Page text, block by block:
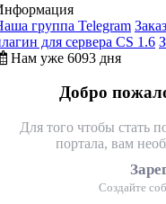
группа Telegram
для сервера CS 1.6
Нам уже 6093 дня
Добро
Для того чтобы стать
портала, вам
Создайте